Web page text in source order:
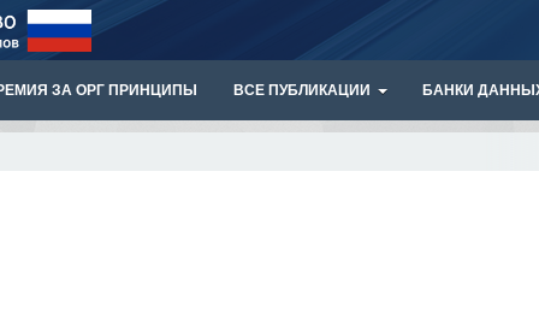
ЗА ОРГ ПРИНЦИПЫ ВСЕ ПУБЛИКАЦИИ БАНКИ